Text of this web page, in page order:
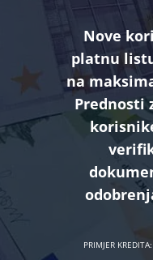
Nove
platnu
na
Prednosti
PRIMJER